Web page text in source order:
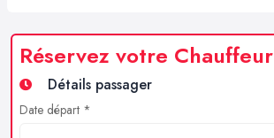
Réservez votre Chauffeur
Détails passager
Date départ *